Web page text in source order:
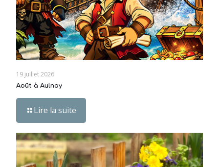
19 juillet 2026
Août à Aulnay
Lire la suite